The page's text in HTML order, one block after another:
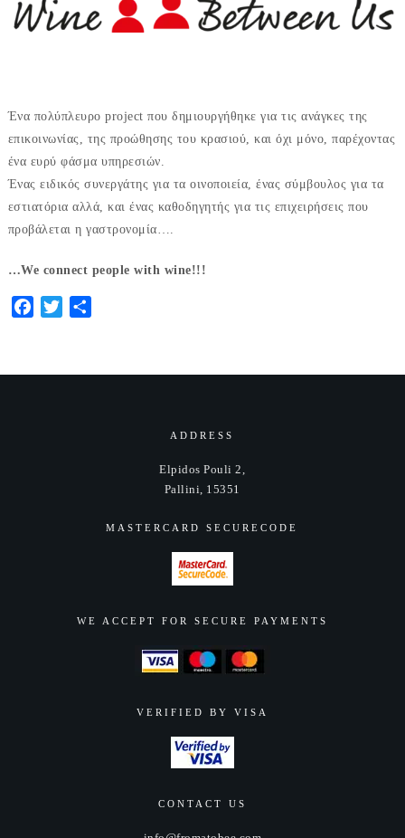
Ένα πολύπλευρο project που δημιουργήθηκε για τις ανάγκες της
επικοινωνίας, της προώθησης του κρασιού, και όχι μόνο, παρέχοντας
ένα ευρύ φάσμα υπηρεσιών.
Ένας ειδικός συνεργάτης για τα οινοποιεία, ένας σύμβουλος για τα
εστιατόρια αλλά, και ένας καθοδηγητής για τις επιχειρήσεις που
προβάλεται η γαστρονομία….
…We connect people with wine!!!
FacebookTwitter
ADDRESS
Elpidos Pouli 2,
Pallini, 15351
MASTERCARD SECURECODE
WE ACCEPT FOR SECURE PAYMENTS
VERIFIED BY VISA
CONTACT US